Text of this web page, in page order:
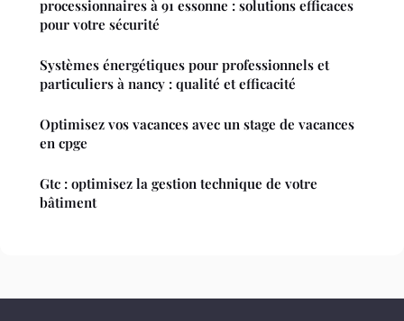
processionnaires à 91 essonne : solutions efficaces
pour votre sécurité
Systèmes énergétiques pour professionnels et
particuliers à nancy : qualité et efficacité
Optimisez vos vacances avec un stage de vacances
en cpge
Gtc : optimisez la gestion technique de votre
bâtiment